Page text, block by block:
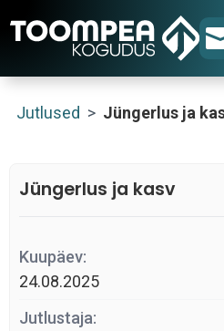
Jutlused > Jüngerlus ja
Jüngerlus ja kasv
Kuupäev:
24.08.2025
Jutlustaja: